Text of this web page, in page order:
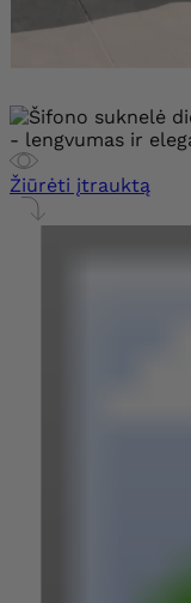
Žiūrėti įtrauktą